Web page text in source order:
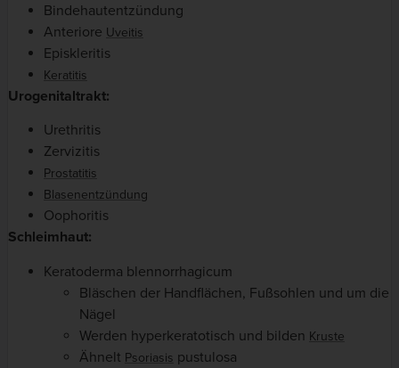
Bindehautentzündung
Anteriore Uveitis
Episkleritis
Keratitis
Urogenitaltrakt:
Urethritis
Zervizitis
Prostatitis
Blasenentzündung
Oophoritis
Schleimhaut:
Keratoderma blennorrhagicum
Bläschen der Handflächen, Fußsohlen und um die
Nägel
Werden hyperkeratotisch und bilden Kruste
Ähnelt Psoriasis pustulosa